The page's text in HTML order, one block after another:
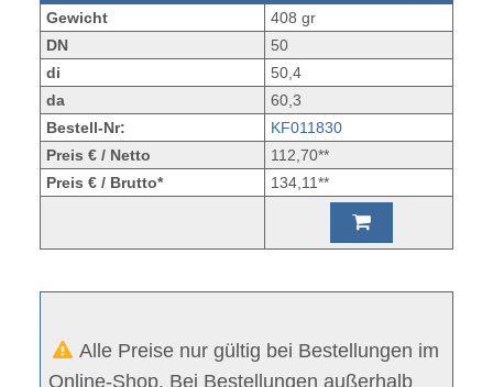
Gewicht
408 gr
DN
50
di
50,4
da
60,3
Bestell-Nr:
KF011830
Preis € / Netto
112,70**
Preis € / Brutto*
134,11**
Alle Preise nur gültig bei Bestellungen im
Online-Shop. Bei Bestellungen außerhalb